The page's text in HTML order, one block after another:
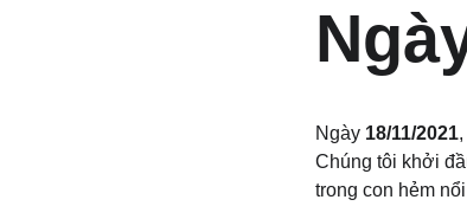
Ngày 18/11/2021,
Chúng tôi khởi
trong con hẻm